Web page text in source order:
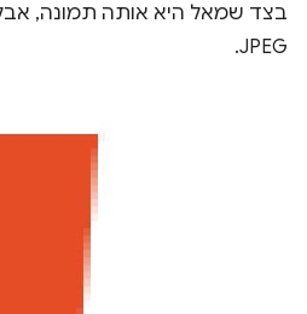
בצד שמאל היא אותה תמונה,
JPEG.